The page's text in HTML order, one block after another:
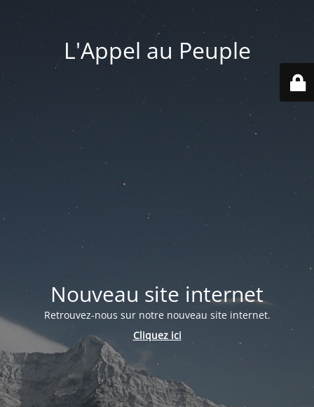
L'Appel au Peuple
Nouveau site internet
Retrouvez-nous sur notre nouveau site internet.
Cliquez ici